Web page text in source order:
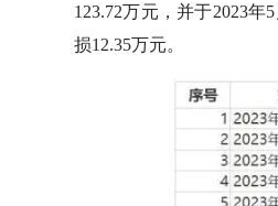
123.72万元，并于2023
损12.35万元。